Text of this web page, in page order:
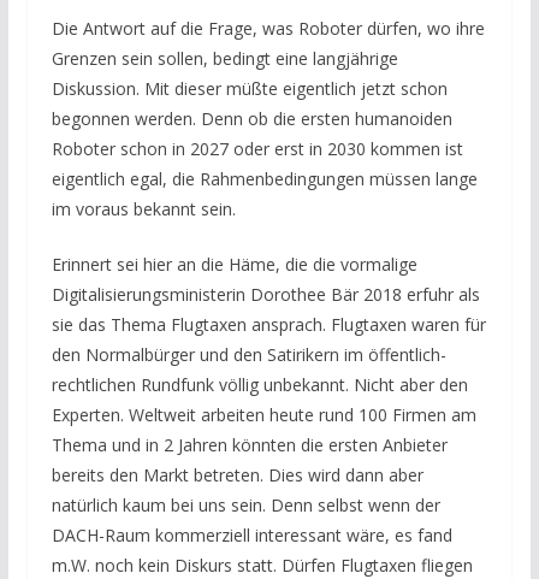
Die Antwort auf die Frage, was Roboter dürfen, wo ihre
Grenzen sein sollen, bedingt eine langjährige
Diskussion. Mit dieser müßte eigentlich jetzt schon
begonnen werden. Denn ob die ersten humanoiden
Roboter schon in 2027 oder erst in 2030 kommen ist
eigentlich egal, die Rahmenbedingungen müssen lange
im voraus bekannt sein.
Erinnert sei hier an die Häme, die die vormalige
Digitalisierungsministerin Dorothee Bär 2018 erfuhr als
sie das Thema Flugtaxen ansprach. Flugtaxen waren für
den Normalbürger und den Satirikern im öffentlich-
rechtlichen Rundfunk völlig unbekannt. Nicht aber den
Experten. Weltweit arbeiten heute rund 100 Firmen am
Thema und in 2 Jahren könnten die ersten Anbieter
bereits den Markt betreten. Dies wird dann aber
natürlich kaum bei uns sein. Denn selbst wenn der
DACH-Raum kommerziell interessant wäre, es fand
m.W. noch kein Diskurs statt. Dürfen Flugtaxen fliegen